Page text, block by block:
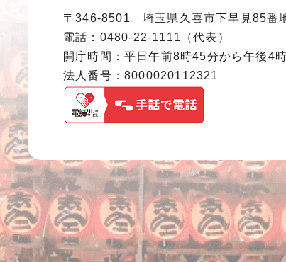
〒346-8501 埼玉県久喜市下早見85番
電話：0480-22-1111（代表）
開庁時間：平日午前8時45分から午後4
法人番号：8000020112321